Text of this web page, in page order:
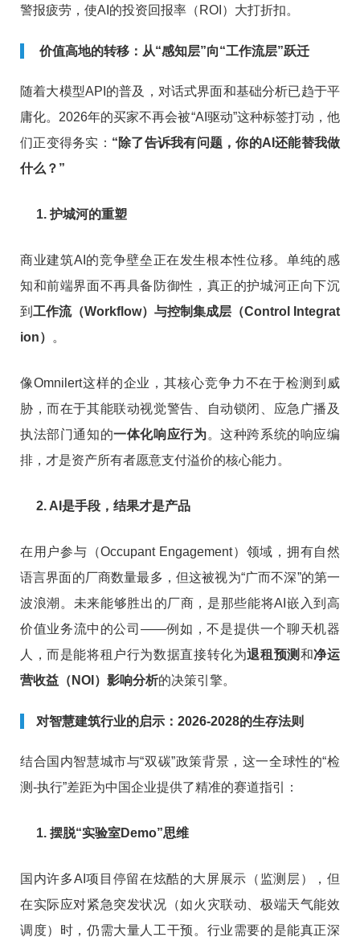
警报疲劳，使AI的投资回报率（ROI）大打折扣。
价值高地的转移：从“感知层”向“工作流层”跃迁
随着大模型API的普及，对话式界面和基础分析已趋于平
庸化。2026年的买家不再会被“AI驱动”这种标签打动，他
们正变得务实： “除了告诉我有问题，你的AI还能替我做
什么？”
1. 护城河的重塑
商业建筑AI的竞争壁垒正在发生根本性位移。单纯的感
知和前端界面不再具备防御性，真正的护城河正向下沉
到 工作流（Workflow）与控制集成层（Control Integrat
ion）
。
像Omnilert这样的企业，其核心竞争力不在于检测到威
胁，而在于其能联动视觉警告、自动锁闭、应急广播及
执法部门通知的一体化响应行为。这种跨系统的响应编
排，才是资产所有者愿意支付溢价的核心能力。
2. AI是手段，结果才是产品
在用户参与（Occupant Engagement）领域，拥有自然
语言界面的厂商数量最多，但这被视为“广而不深”的第一
波浪潮。未来能够胜出的厂商，是那些能将AI嵌入到高
价值业务流中的公司——例如，不是提供一个聊天机器
人，而是能将租户行为数据直接转化为退租预测 和净运
营收益（NOI）影响分析的决策引擎。
对智慧建筑行业的启示：2026-2028的生存法则
结合国内智慧城市与“双碳”政策背景，这一全球性的“检
测-执行”差距为中国企业提供了精准的赛道指引：
1. 摆脱“实验室Demo”思维
国内许多AI项目停留在炫酷的大屏展示（监测层），但
在实际应对紧急突发状况（如火灾联动、极端天气能效
调度）时，仍需大量人工干预。行业需要的是能真正深